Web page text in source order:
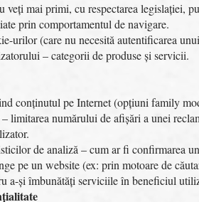
mai primi, cu respectarea legislației,
prin comportamentul de navigare.
urilor (care nu necesită autentificarea
– categorii de produse și servicii.
conținutul pe Internet (opțiuni family
limitarea numărului de afișări a unei
de analiză – cum ar fi confirmarea
pe un website (ex: prin motoare de
a-și îmbunătăți serviciile în beneficiul